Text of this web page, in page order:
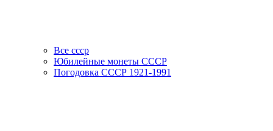
Все ссср
Юбилейные монеты СССР
Погодовка СССР 1921-1991